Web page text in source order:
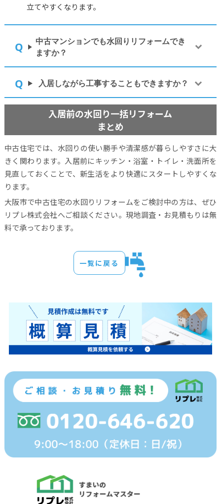
立てやすくなります。
中古マンションでも水回りリフォームでき
ますか？
入居しながら工事することもできますか？
入居前の水回り一括リフォーム
まとめ
中古住宅では、水回りの使い勝手や清潔感が暮らしやすさに大
きく関わります。入居前にキッチン・浴室・トイレ・洗面所を
見直しておくことで、新生活をより快適にスタートしやすくな
ります。
大阪市で中古住宅の水回りリフォームをご検討中の方は、ぜひ
リプレ株式会社へご相談ください。現地調査・お見積もりは無
料で承っております。
一覧に戻る